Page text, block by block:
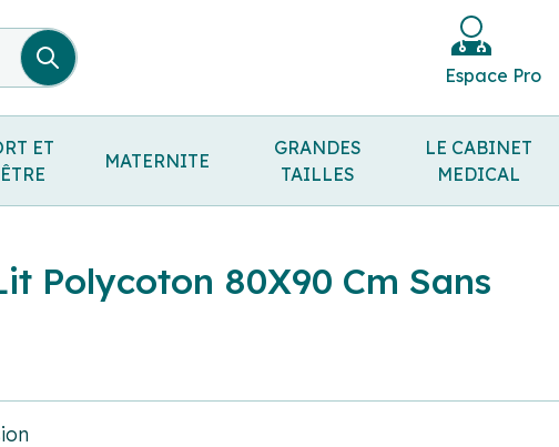
Espace Pro
ET
MATERNITE
GRANDES
TAILLES
LE CABINET
MEDICAL
Polycoton 80X90 Cm Sans